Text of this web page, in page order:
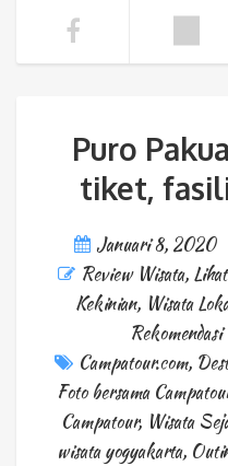
Puro
tiket,
Januari 8, 2020
Review Wisata,
Kekinian, Wisata
Campatour.com,
Foto bersama
Campatour, Wisata
wisata yogyakarta,